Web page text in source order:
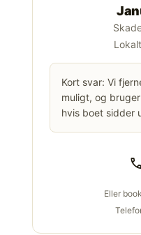
Kort svar: Vi
muligt, og
hvis boet sidder
call
Eller